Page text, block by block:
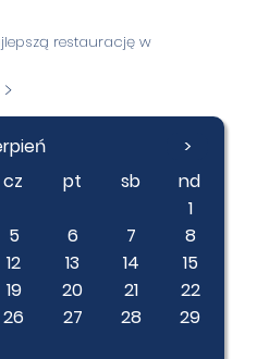
restaurację w
>
cz pt sb
nd
1
5 6 7
8
12 13 14
15
19 20 21
22
26 27 28
29